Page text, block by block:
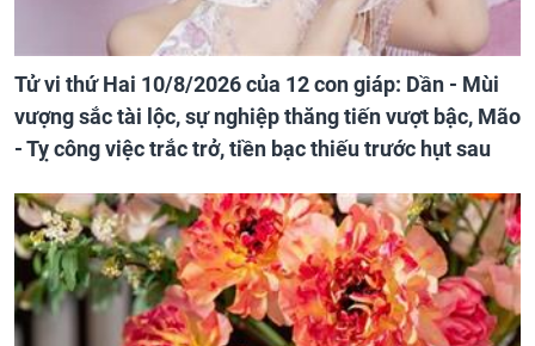
Tử vi thứ Hai 10/8/2026 của 12 con giáp: Dần - Mùi
vượng sắc tài lộc, sự nghiệp thăng tiến vượt bậc, Mão
- Tỵ công việc trắc trở, tiền bạc thiếu trước hụt sau